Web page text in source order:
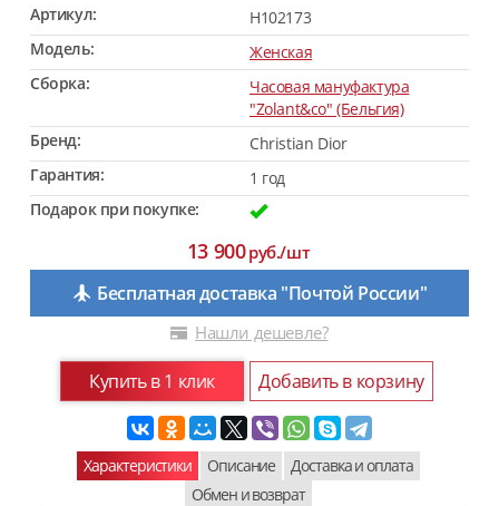
Артикул:
H102173
Модель:
Женская
Сборка:
Часовая мануфактура
"Zolant&co" (Бельгия)
Бренд:
Christian Dior
Гарантия:
1 год
Подарок при покупке:
13 900руб./шт
Бесплатная доставка "Почтой России"
Нашли дешевле?
Купить в 1 клик Добавить в корзину
Характеристики Описание
Доставка и оплата
Обмен и возврат